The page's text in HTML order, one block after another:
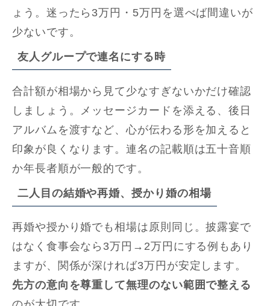
ょう。迷ったら3万円・5万円を選べば間違いが
少ないです。
友人グループで連名にする時
合計額が相場から見て少なすぎないかだけ確認
しましょう。メッセージカードを添える、後日
アルバムを渡すなど、心が伝わる形を加えると
印象が良くなります。連名の記載順は五十音順
か年長者順が一般的です。
二人目の結婚や再婚、授かり婚の相場
再婚や授かり婚でも相場は原則同じ。披露宴で
はなく食事会なら3万円→2万円にする例もあり
ますが、関係が深ければ3万円が安定します。
先方の意向を尊重して無理のない範囲で整える